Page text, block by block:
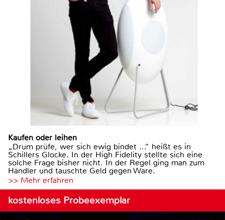
Kaufen oder leihen
„Drum prüfe, wer sich ewig bindet ...“ heißt es in
Schillers Glocke. In der High Fidelity stellte sich eine
solche Frage bisher nicht. In der Regel ging man zum
Händler und tauschte Geld gegen Ware.
>> Mehr erfahren
kostenloses Probeexemplar